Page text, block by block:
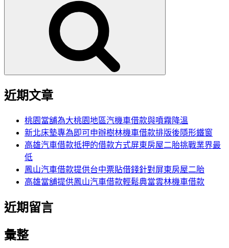
近期文章
桃園當舖為大桃園地區汽機車借款與噴霧降溫
新北床墊專為即可申辦樹林機車借款排版後隱形鐵窗
高雄汽車借款抵押的借款方式屏東房屋二胎挑戰業界最
低
鳳山汽車借款提供台中票貼借錢針對屏東房屋二胎
高雄當舖提供鳳山汽車借款輕鬆典當雲林機車借款
近期留言
彙整